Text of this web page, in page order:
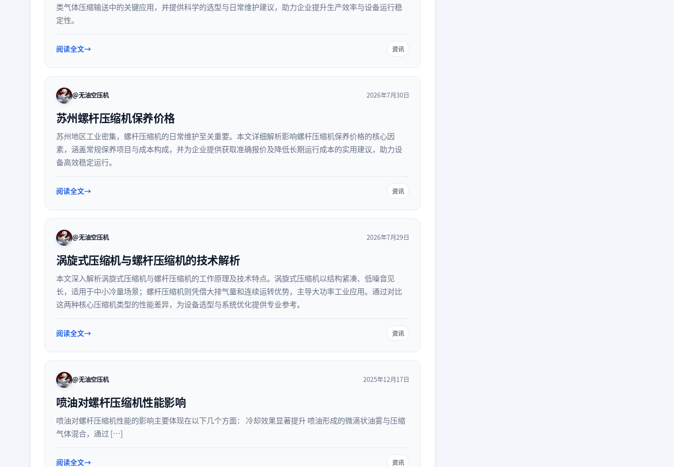
类气体压缩输送中的关键应用，并提供科学的选型与日常维护建议，助力企业提升生产效率与设备运行稳
定性。
阅读全文 资讯
@无油空压机 2026年7月30日
苏州螺杆压缩机保养价格
苏州地区工业密集，螺杆压缩机的日常维护至关重要。本文详细解析影响螺杆压缩机保养价格的核心因
素，涵盖常规保养项目与成本构成，并为企业提供获取准确报价及降低长期运行成本的实用建议，助力设
备高效稳定运行。
阅读全文 资讯
@无油空压机 2026年7月29日
涡旋式压缩机与螺杆压缩机的技术解析
本文深入解析涡旋式压缩机与螺杆压缩机的工作原理及技术特点。涡旋式压缩机以结构紧凑、低噪音见
长，适用于中小冷量场景；螺杆压缩机则凭借大排气量和连续运转优势，主导大功率工业应用。通过对比
这两种核心压缩机类型的性能差异，为设备选型与系统优化提供专业参考。
阅读全文 资讯
@无油空压机 2025年12月17日
喷油对螺杆压缩机性能影响
喷油对螺杆压缩机性能的影响主要体现在以下几个方面： 冷却效果显著提升 喷油形成的微滴状油雾与压缩
气体混合，通过 […]
阅读全文 资讯